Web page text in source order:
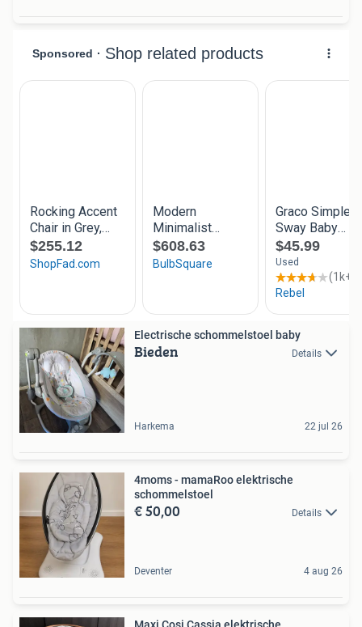
Electrische schommelstoel baby
Bieden Details
Harkema 22 jul 26
4moms - mamaRoo elektrische
schommelstoel
€ 50,00 Details
Deventer 4 aug 26